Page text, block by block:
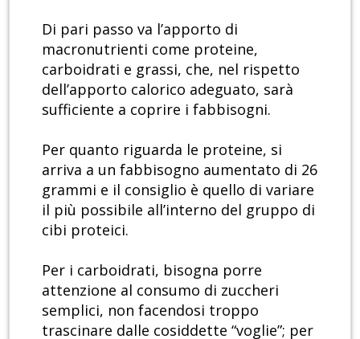
Di pari passo va l’apporto di
macronutrienti come proteine,
carboidrati e grassi, che, nel rispetto
dell’apporto calorico adeguato, sarà
sufficiente a coprire i fabbisogni.
Per quanto riguarda le proteine, si
arriva a un fabbisogno aumentato di 26
grammi e il consiglio è quello di variare
il più possibile all’interno del gruppo di
cibi proteici.
Per i carboidrati, bisogna porre
attenzione al consumo di zuccheri
semplici, non facendosi troppo
trascinare dalle cosiddette “voglie”; per